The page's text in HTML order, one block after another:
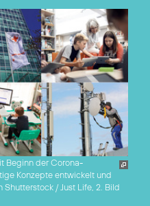
Beginn der Corona-
Konzepte entwickelt und
Shutterstock / Just Life, 2. Bild